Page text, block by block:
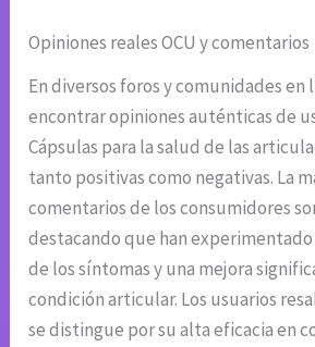
Opiniones reales OCU y comentarios
En diversos foros y comunidades en
encontrar opiniones auténticas de
Cápsulas para la salud de las
tanto positivas como negativas. La
comentarios de los consumidores
destacando que han
de los síntomas y una mejora
condición articular. Los usuarios
se distingue por su alta eficacia en